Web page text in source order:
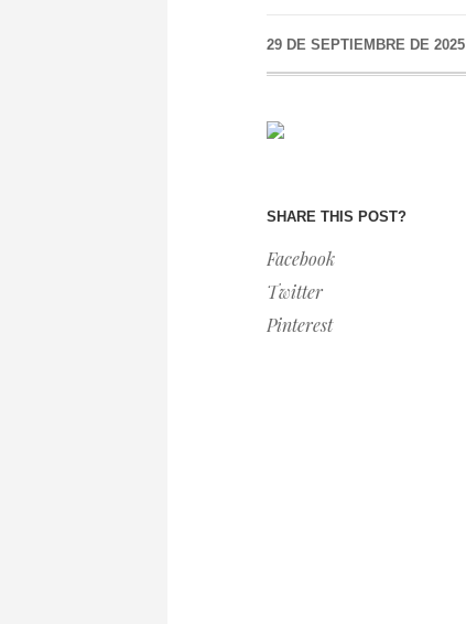
29 DE SEPTIEMBRE DE 2025
SHARE THIS POST?
Facebook
Twitter
Pinterest